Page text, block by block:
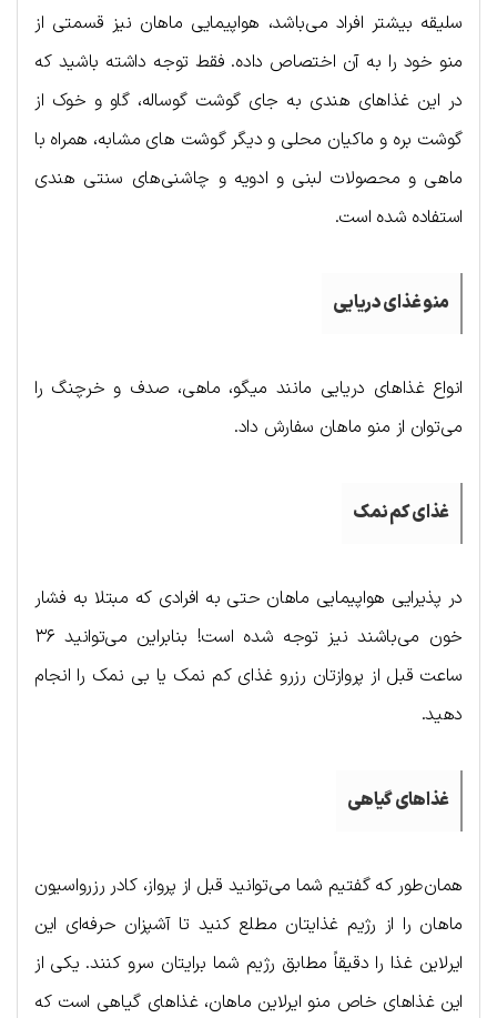
سلیقه بیشتر افراد می‌باشد، هواپیمایی ماهان نیز قسمتی از
منو خود را به آن اختصاص داده. فقط توجه داشته باشید که
در این غذاهای هندی به جای گوشت گوساله، گاو و خوک از
گوشت بره و ماکیان محلی و دیگر گوشت های مشابه، همراه با
ماهی و محصولات لبنی و ادویه و چاشنی‌های سنتی هندی
استفاده شده است.
منو غذای دریایی
انواع غذاهای دریایی مانند میگو، ماهی، صدف و خرچنگ را
می‌توان از منو ماهان سفارش داد.
غذای کم نمک
در پذیرایی هواپیمایی ماهان حتی به افرادی که مبتلا به فشار
خون می‌باشند نیز توجه شده است! بنابراین می‌توانید ۳۶
ساعت قبل از پروازتان رزرو غذای کم نمک یا بی نمک را انجام
دهید.
غذاهای گیاهی
همان‌طور که گفتیم شما می‌توانید قبل از پرواز، کادر رزرواسیون
ماهان را از رژیم غذایتان مطلع کنید تا آشپزان حرفه‌‌ای این
ایرلاین غذا را دقیقاً مطابق رژیم شما برایتان سرو کنند. یکی از
این غذاهای خاص منو ایرلاین ماهان، غذاهای گیاهی است که